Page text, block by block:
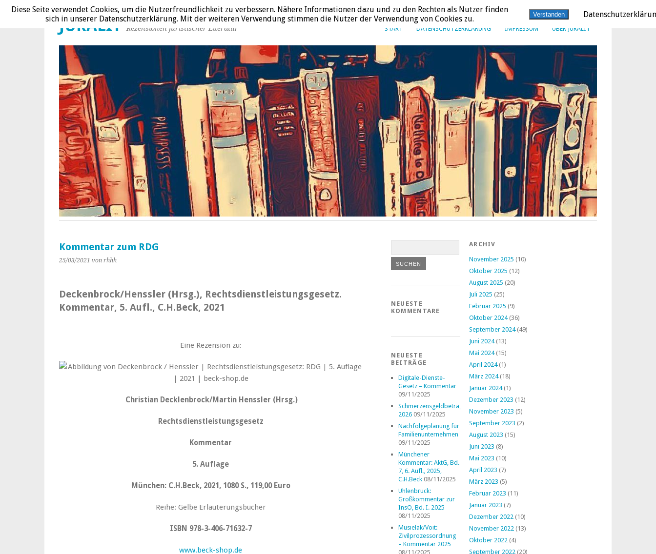
START DATENSCHUTZERKLÄRUNG IMPRESSUM ÜBER JURALIT
JURALIT Rezensionen juristischer Literatur
Kommentar zum RDG
25/03/2021 von rhhh
Deckenbrock/Henssler (Hrsg.), Rechtsdienstleistungsgesetz.
Kommentar, 5. Aufl., C.H.Beck, 2021
Eine Rezension zu:
Christian Decklenbrock/Martin Henssler (Hrsg.)
Rechtsdienstleistungsgesetz
Kommentar
5. Auflage
München: C.H.Beck, 2021, 1080 S., 119,00 Euro
Reihe: Gelbe Erläuterungsbücher
ISBN 978-3-406-71632-7
www.beck-shop.de
NEUESTE
KOMMENTARE
NEUESTE
BEITRÄGE
Digitale-Dienste-
Gesetz – Kommentar
09/11/2025
Schmerzensgeldbeträge
2026 09/11/2025
Nachfolgeplanung für
Familienunternehmen
09/11/2025
Münchener
Kommentar: AktG, Bd.
7, 6. Aufl., 2025,
C.H.Beck 08/11/2025
Uhlenbruck:
Großkommentar zur
InsO, Bd. I. 2025
08/11/2025
Musielak/Voit:
Zivilprozessordnung
– Kommentar 2025
08/11/2025
ARCHIV
November 2025 (10)
Oktober 2025 (12)
August 2025 (20)
Juli 2025 (25)
Februar 2025 (9)
Oktober 2024(36)
September 2024(49)
Juni 2024(13)
Mai 2024(15)
April 2024(1)
März 2024(18)
Januar 2024(1)
Dezember 2023 (12)
November 2023 (5)
September 2023 (2)
August 2023 (15)
Juni 2023 (8)
Mai 2023 (10)
April 2023 (7)
März 2023 (5)
Februar 2023 (11)
Januar 2023 (7)
Dezember 2022 (10)
November 2022 (13)
Oktober 2022 (4)
September 2022 (20)
Diese Seite verwendet Cookies, um die Nutzerfreundlichkeit zu verbessern. Nähere Informationen dazu und zu den Rechten als Nutzer finden
sich in unserer Datenschutzerklärung. Mit der weiteren Verwendung stimmen die Nutzer der Verwendung von Cookies zu.
Verstanden